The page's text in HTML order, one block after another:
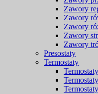
Zawory
Zawory
Zawory
Zawory
Zawory
Presostaty
Termostaty